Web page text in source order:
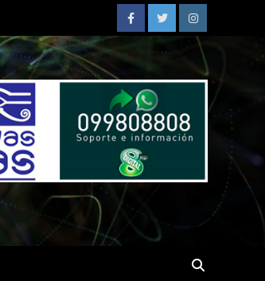
FacebookTwitterInstagram